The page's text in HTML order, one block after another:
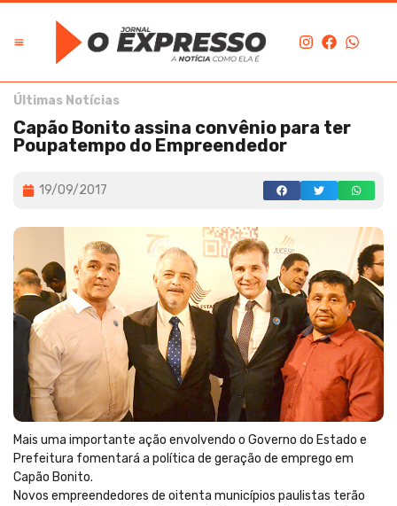
Últimas Notícias
Capão Bonito assina convênio para ter
Poupatempo do Empreendedor
19/09/2017
Mais uma importante ação envolvendo o Governo do Estado e
Prefeitura fomentará a política de geração de emprego em
Capão Bonito.
Novos empreendedores de oitenta municípios paulistas terão